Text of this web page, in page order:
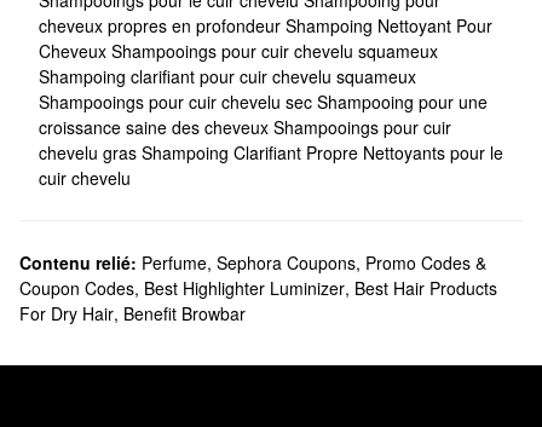
cheveux propres en profondeur Shampoing Nettoyant Pour
Cheveux Shampooings pour cuir chevelu squameux
Shampoing clarifiant pour cuir chevelu squameux
Shampooings pour cuir chevelu sec Shampooing pour une
croissance saine des cheveux Shampooings pour cuir
chevelu gras Shampoing Clarifiant Propre Nettoyants pour le
cuir chevelu
Contenu relié: Perfume, Sephora Coupons, Promo Codes &
Coupon Codes, Best Highlighter Luminizer, Best Hair Products
For Dry Hair, Benefit Browbar